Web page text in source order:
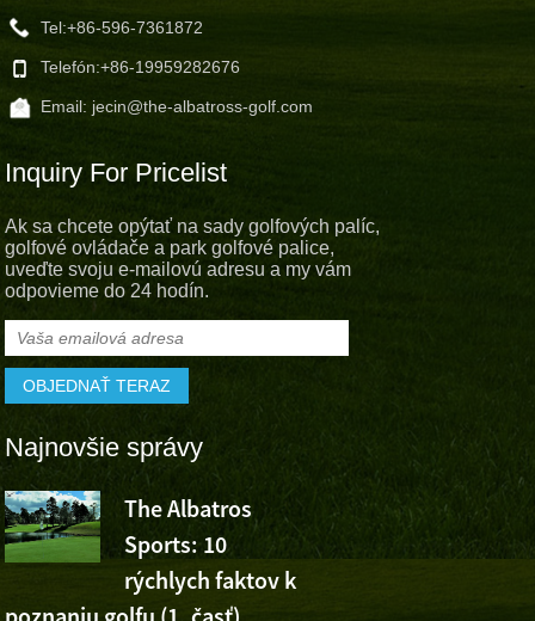
Tel:+86-596-7361872
Telefón:+86-19959282676
Email: jecin@the-albatross-golf.com
Inquiry For Pricelist
Ak sa chcete opýtať na sady golfových palíc,
golfové ovládače a park golfové palice,
uveďte svoju e-mailovú adresu a my vám
odpovieme do 24 hodín.
Najnovšie správy
The Albatros
Sports: 10
rýchlych faktov k
Albatros
fandí